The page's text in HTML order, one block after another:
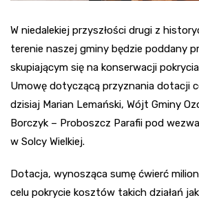
W niedalekiej przyszłości drugi z
terenie naszej gminy będzie poddany
skupiającym się na konserwacji
Umowę dotyczącą przyznania dotacji
dzisiaj Marian Lemański, Wójt Gminy
Borczyk – Proboszcz Parafii pod
w Solcy Wielkiej.
Dotacja, wynosząca sumę ćwierć
celu pokrycie kosztów takich działań